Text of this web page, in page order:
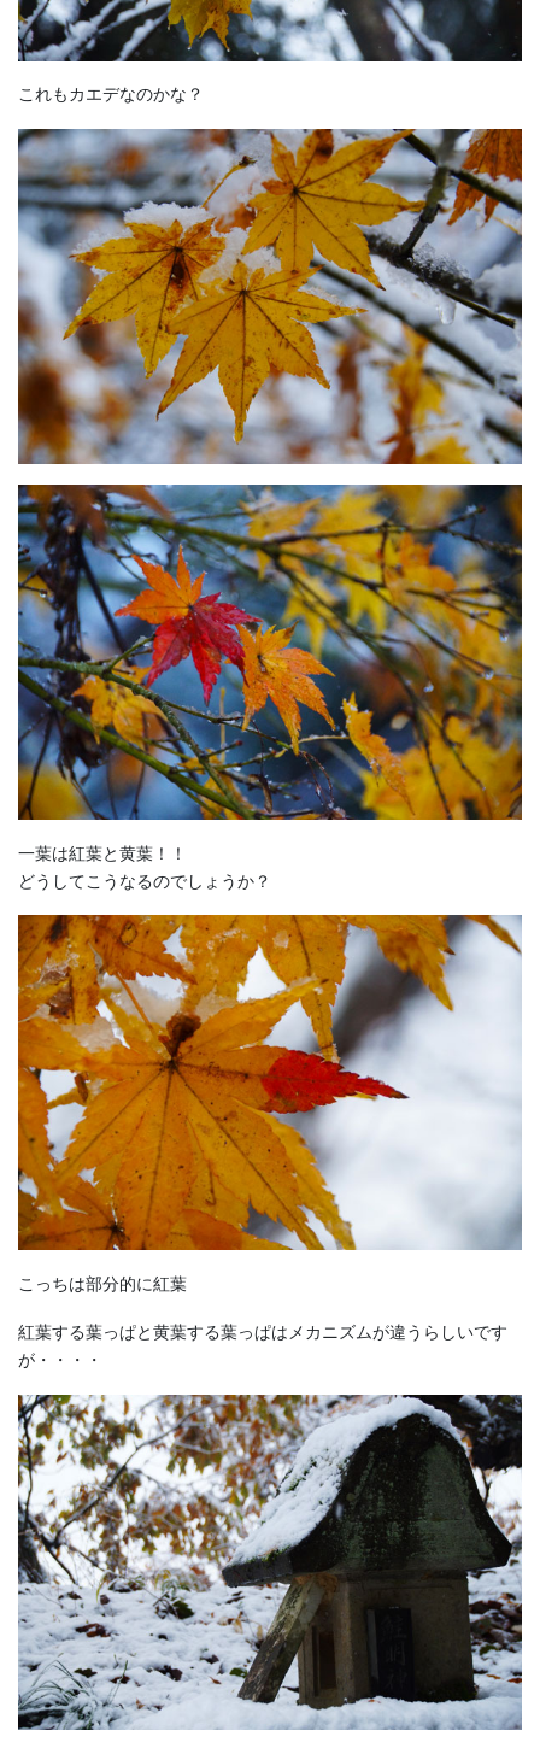
これもカエデなのかな？
一葉は紅葉と黄葉！！
どうしてこうなるのでしょうか？
こっちは部分的に紅葉
紅葉する葉っぱと黄葉する葉っぱはメカニズムが違うらしいです
が・・・・